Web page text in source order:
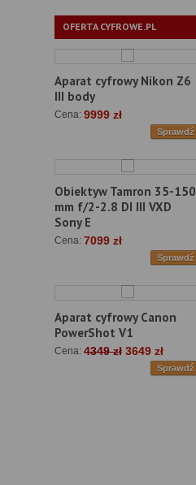
OFERTA CYFROWE.PL
Aparat cyfrowy Nikon Z6
III body
Cena: 9999 zł
Sprawdź
Obiektyw Tamron 35-150
mm f/2-2.8 DI III VXD
Sony E
Cena: 7099 zł
Sprawdź
Aparat cyfrowy Canon
PowerShot V1
Cena: 4349 zł 3649 zł
Sprawdź